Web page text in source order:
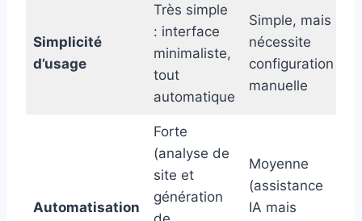
Simplicité
d’usage
Très simple
: interface
minimaliste,
tout
automatique
Simple, mais
nécessite
configuration
manuelle
Automatisation
Forte
(analyse de
site et
génération
Moyenne
(assistance
IA mais